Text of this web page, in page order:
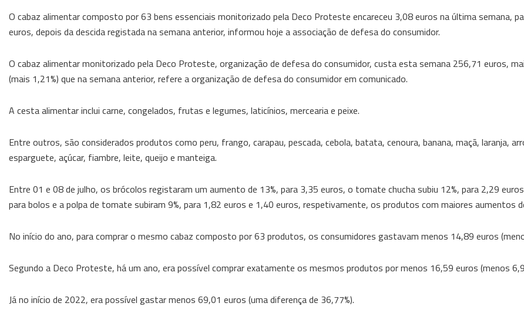
O cabaz alimentar composto por 63 bens essenciais monitorizado pela Deco Proteste encareceu 3,08 euros na última semana,
euros, depois da descida registada na semana anterior, informou hoje a associação de defesa do consumidor.
O cabaz alimentar monitorizado pela Deco Proteste, organização de defesa do consumidor, custa esta semana 256,71 euros,
(mais 1,21%) que na semana anterior, refere a organização de defesa do consumidor em comunicado.
A cesta alimentar inclui carne, congelados, frutas e legumes, laticínios, mercearia e peixe.
Entre outros, são considerados produtos como peru, frango, carapau, pescada, cebola, batata, cenoura, banana, maçã, laranja,
esparguete, açúcar, fiambre, leite, queijo e manteiga.
Entre 01 e 08 de julho, os brócolos registaram um aumento de 13%, para 3,35 euros, o tomate chucha subiu 12%, para 2,29
para bolos e a polpa de tomate subiram 9%, para 1,82 euros e 1,40 euros, respetivamente, os produtos com maiores aumentos
No início do ano, para comprar o mesmo cabaz composto por 63 produtos, os consumidores gastavam menos 14,89 euros
Segundo a Deco Proteste, há um ano, era possível comprar exatamente os mesmos produtos por menos 16,59 euros (menos
Já no início de 2022, era possível gastar menos 69,01 euros (uma diferença de 36,77%).